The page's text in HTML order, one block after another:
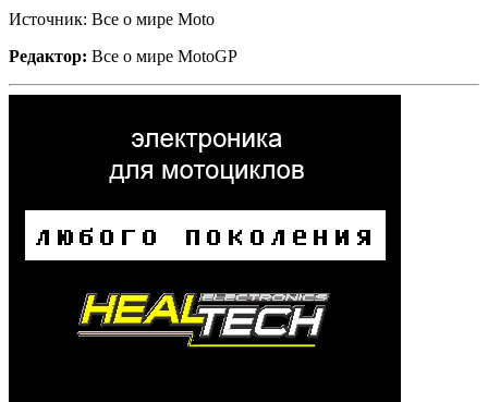
Источник: Все о мире Moto
Редактор: Все о мире MotoGP